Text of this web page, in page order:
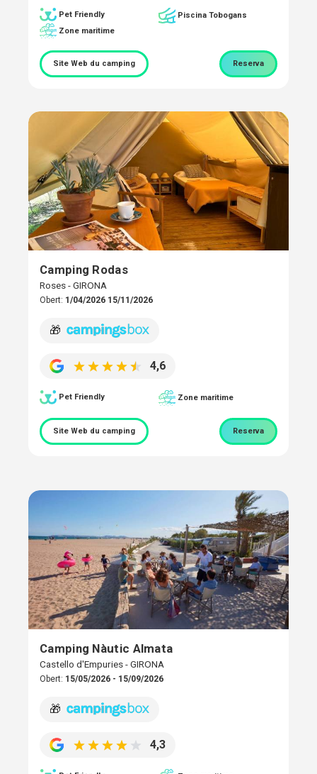
Pet Friendly
Piscina Tobogans
Zone maritime
Site Web du camping Reserva
Camping Rodas
Roses - GIRONA
Obert: 1/04/2026 15/11/2026
🎁
4,6
Pet Friendly Zone maritime
Site Web du camping Reserva
Camping Nàutic Almata
Castello d'Empuries - GIRONA
Obert: 15/05/2026 - 15/09/2026
🎁
4,3